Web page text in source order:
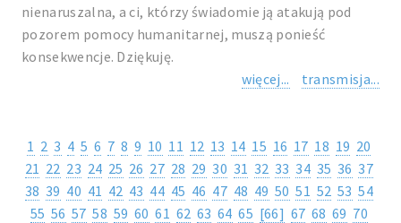
nienaruszalna, a ci, którzy świadomie ją atakują pod
pozorem pomocy humanitarnej, muszą ponieść
konsekwencje. Dziękuję.
więcej...
transmisja...
1 2 3 4 5 6 7 8 9 10 11 12 13 14 15 16 17 18 19 20
21 22 23 24 25 26 27 28 29 30 31 32 33 34 35 36 37
38 39 40 41 42 43 44 45 46 47 48 49 50 51 52 53 54
55 56 57 58 59 60 61 62 63 64 65 [66] 67 68 69 70